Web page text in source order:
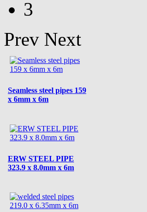
3
Prev Next
Seamless steel pipes 159
x 6mm x 6m
ERW STEEL PIPE
323.9 x 8.0mm x 6m